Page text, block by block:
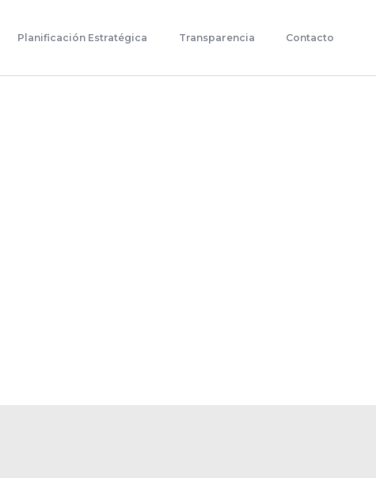
Planificación Estratégica Transparencia Contacto